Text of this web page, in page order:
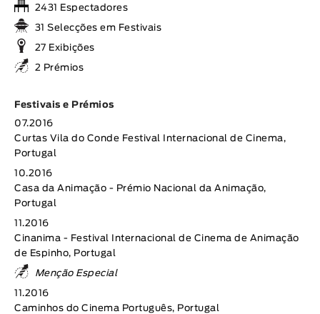
2431 Espectadores
31 Selecções em Festivais
27 Exibições
2 Prémios
Festivais e Prémios
07.2016
Curtas Vila do Conde Festival Internacional de Cinema,
Portugal
10.2016
Casa da Animação - Prémio Nacional da Animação,
Portugal
11.2016
Cinanima - Festival Internacional de Cinema de Animação
de Espinho, Portugal
Menção Especial
11.2016
Caminhos do Cinema Português, Portugal